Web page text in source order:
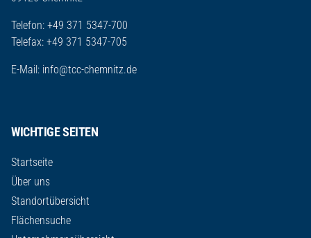
Telefon: +49 371 5347-700
Telefax: +49 371 5347-705
E-Mail: info@tcc-chemnitz.de
WICHTIGE SEITEN
Startseite
Über uns
Standortübersicht
Flächensuche